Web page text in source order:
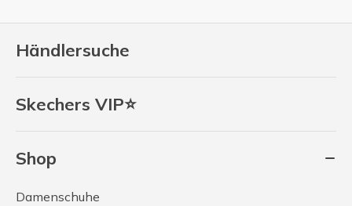
Händlersuche
Skechers VIP⭐
Shop
Damenschuhe